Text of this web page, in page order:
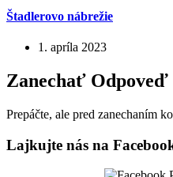
Štadlerovo nábrežie
1. apríla 2023
Zanechať Odpoveď
Prepáčte, ale pred zanechaním
Lajkujte nás na